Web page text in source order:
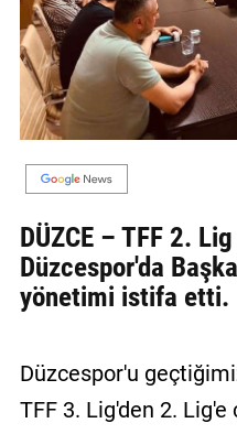
GALERİ
VİDEO
YAZARLAR
BİZE
ULAŞIN
İletişim
Gizlilik
Kullanıcı
Sözleşmesi
DÜZCE – TFF 2.
Düzcespor'da
yönetimi istifa etti.
Düzcespor'u
TFF 3. Lig'den 2. Lig'e